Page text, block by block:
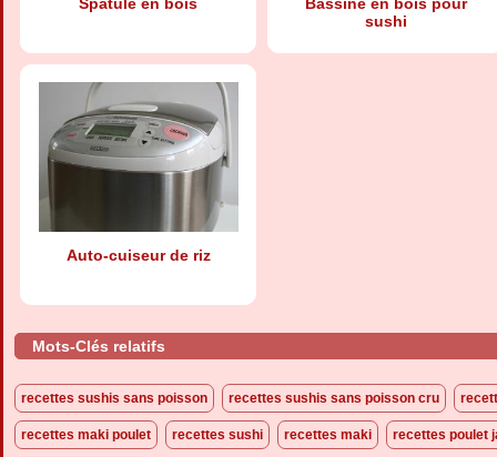
sushi
Auto-cuiseur de riz
Mots-Clés relatifs
recettes sushis sans poisson recettes sushis sans poisson cru
recettes maki poulet recettes sushi recettes maki recettes poulet